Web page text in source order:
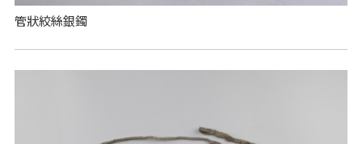
管狀絞絲銀鐲